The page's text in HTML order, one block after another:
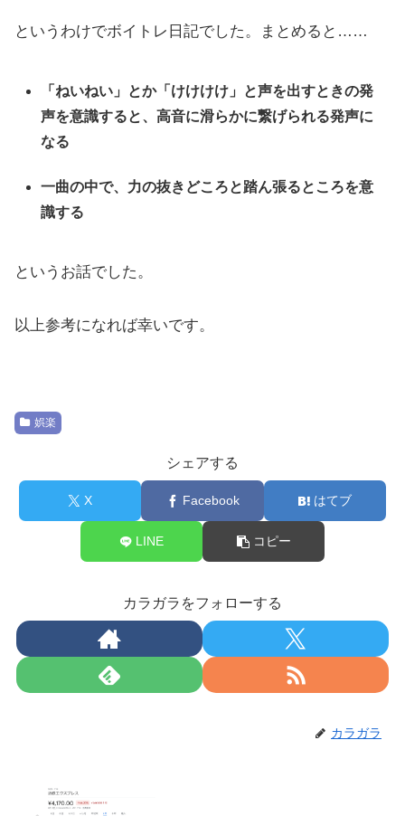
というわけでボイトレ日記でした。まとめると……
「ねいねい」とか「けけけけ」と声を出すときの発
声を意識すると、高音に滑らかに繋げられる発声に
なる
一曲の中で、力の抜きどころと踏ん張るところを意
識する
というお話でした。
以上参考になれば幸いです。
娯楽
シェアする
X Facebook はてブ
LINE コピー
カラガラをフォローする
カラガラ